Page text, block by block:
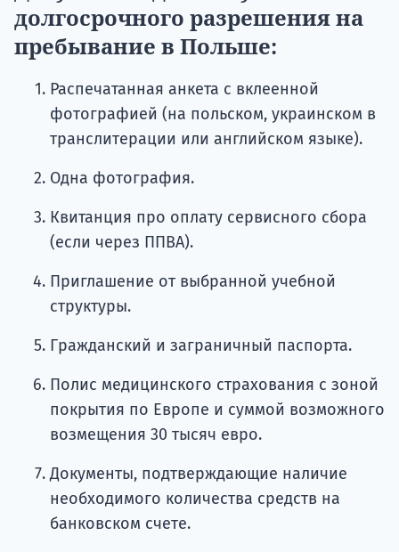
долгосрочного разрешения на
пребывание в Польше:
Распечатанная анкета с вклеенной
фотографией (на польском, украинском в
транслитерации или английском языке).
Одна фотография.
Квитанция про оплату сервисного сбора
(если через ППВА).
Приглашение от выбранной учебной
структуры.
Гражданский и заграничный паспорта.
Полис медицинского страхования с зоной
покрытия по Европе и суммой возможного
возмещения 30 тысяч евро.
Документы, подтверждающие наличие
необходимого количества средств на
банковском счете.